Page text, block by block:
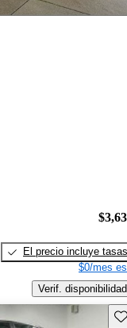
El precio incluye tasas
$0/mes
Verif. disponibilidad